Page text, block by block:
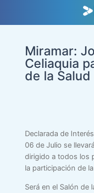
Miramar:
Celiaquia
de la Salud
Declarada de
06 de Julio se
dirigido a todos los
la participación de
Será en el Salón de